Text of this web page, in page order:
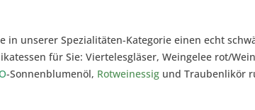
in unserer Spezialitäten-Kategorie einen echt
für Sie: Viertelesgläser, Weingelee rot/
-Sonnenblumenöl, Rotweinessig und Traubenlikör